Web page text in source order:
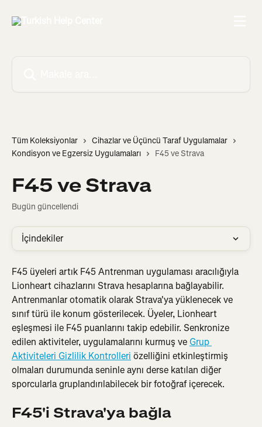
Tüm Koleksiyonlar
Cihazlar ve Üçüncü Taraf Uygulamalar
Kondisyon ve Egzersiz Uygulamaları
F45 ve Strava
F45 ve Strava
Bugün güncellendi
İçindekiler
F45 üyeleri artık F45 Antrenman uygulaması aracılığıyla
Lionheart cihazlarını Strava hesaplarına bağlayabilir.
Antrenmanlar otomatik olarak Strava'ya yüklenecek ve
sınıf türü ile konum gösterilecek. Üyeler, Lionheart
eşleşmesi ile F45 puanlarını takip edebilir. Senkronize
edilen aktiviteler, uygulamalarını kurmuş ve Grup
Aktiviteleri Gizlilik Kontrolleri özelliğini etkinleştirmiş
olmaları durumunda seninle aynı derse katılan diğer
sporcularla gruplandırılabilecek bir fotoğraf içerecek.
F45'i Strava'ya bağla